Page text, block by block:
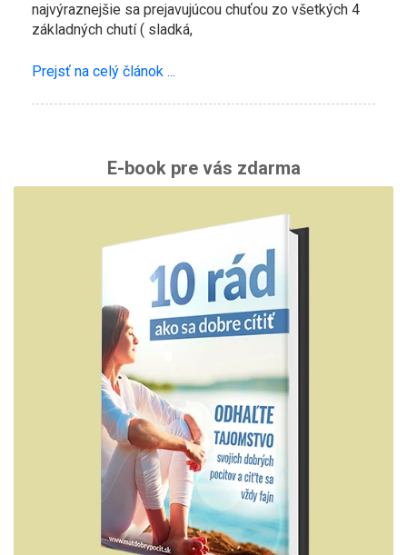
najvýraznejšie sa prejavujúcou chuťou zo všetkých 4
základných chutí ( sladká,
Prejsť na celý článok ...
E-book pre vás zdarma